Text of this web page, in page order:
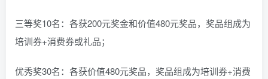
三等奖10名：各获200元奖金和价值480元奖品，奖品组成为
培训券+消费券或礼品；
优秀奖30名：各获价值480元奖品，奖品组成为培训券+消费